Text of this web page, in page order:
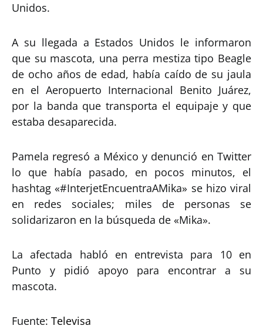
Unidos.
A su llegada a Estados Unidos le informaron
que su mascota, una perra mestiza tipo Beagle
de ocho años de edad, había caído de su jaula
en el Aeropuerto Internacional Benito Juárez,
por la banda que transporta el equipaje y que
estaba desaparecida.
Pamela regresó a México y denunció en Twitter
lo que había pasado, en pocos minutos, el
hashtag «#InterjetEncuentraAMika» se hizo viral
en redes sociales; miles de personas se
solidarizaron en la búsqueda de «Mika».
La afectada habló en entrevista para 10 en
Punto y pidió apoyo para encontrar a su
mascota.
Fuente: Televisa